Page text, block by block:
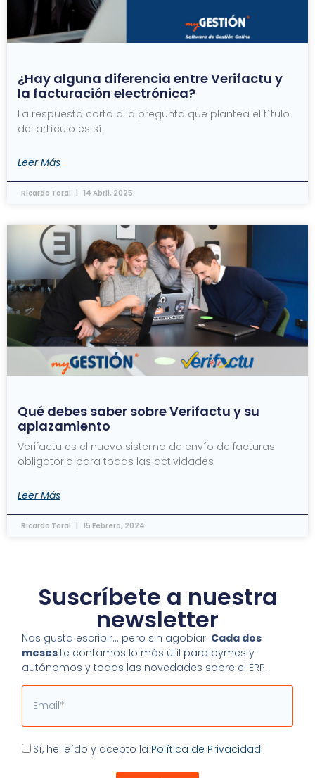
¿Hay alguna diferencia entre Verifactu y
la facturación electrónica?
La respuesta corta a la pregunta que plantea el título
del artículo es sí.
Leer Más
Ricardo Toral 14 Abril, 2025
Qué debes saber sobre Verifactu y su
aplazamiento
Verifactu es el nuevo sistema de envío de facturas
obligatorio para todas las actividades
Leer Más
Ricardo Toral 15 Febrero, 2024
Suscríbete a nuestra
newsletter
Nos gusta escribir… pero sin agobiar. Cada dos
meseste contamos lo más útil para pymes y
autónomos y todas las novedades sobre el ERP.
Email
Aceptación
Sí, he leído y acepto la Política de Privacidad.